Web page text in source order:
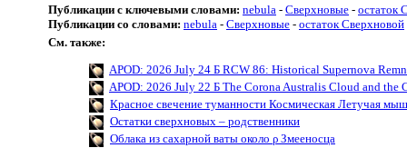
Публикации с ключевыми словами: nebula - Сверхновые - остаток
Публикации со словами: nebula - Сверхновые - остаток Сверхновой
См. также:
APOD: 2026 July 24 Б RCW 86: Historical Supernova
APOD: 2026 July 22 Б The Corona Australis Cloud and the
Красное свечение туманности Космическая Летучая
Остатки сверхновых – родственники
Облака из сахарной ваты около ρ Змееносца